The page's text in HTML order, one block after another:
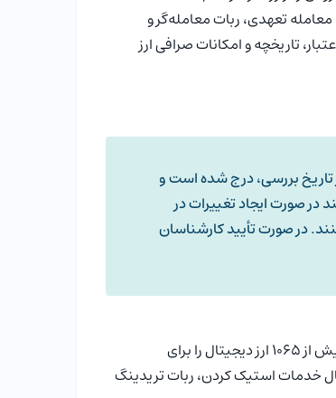
تعهدی، ربات معامله‌گر و
تاریخچه و امکانات صرافی ارز
تاریخ بررسی، درج شده است و
صورت ایجاد تغییرات در
در صورت تأیید کارشناسان
صرافی ارز دیجیتال ارز پلاس، فعالیت خود را در سال 1400 آغاز کرد و امکان خرید و فروش بیش از 1065 ارز دیجیتال را برای
خدمات استیک کردن، ربات تریدینگ